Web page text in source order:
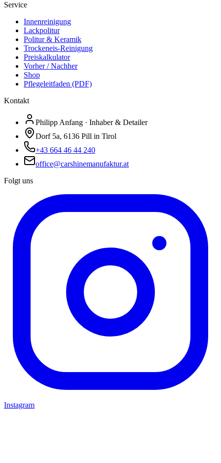
Service
Innenreinigung
Lackpolitur
Politur & Keramik
Trockeneis-Reinigung
Preiskalkulator
Vorher / Nachher
Shop
Pflegeleitfaden (PDF)
Kontakt
Philipp Anfang · Inhaber & Detailer
Dorf 5a, 6136 Pill in Tirol
+43 664 46 44 240
office@carshinemanufaktur.at
Folgt uns
Instagram